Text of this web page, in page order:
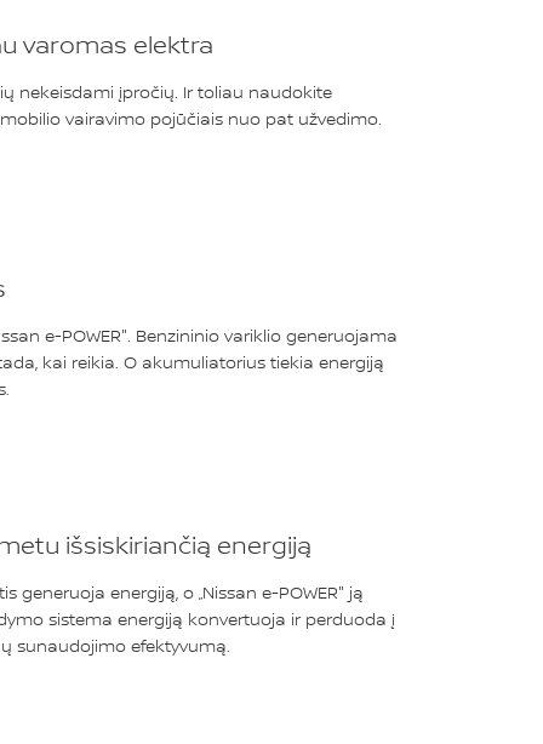
varomas elektra
nekeisdami įpročių. Ir toliau naudokite
vairavimo pojūčiais nuo pat užvedimo.
e-POWER". Benzininio variklio generuojama
kai reikia. O akumuliatorius tiekia energiją
išsiskiriančią energiją
energiją, o „Nissan e-POWER" ją
sistema energiją konvertuoja ir perduoda į
sunaudojimo efektyvumą.